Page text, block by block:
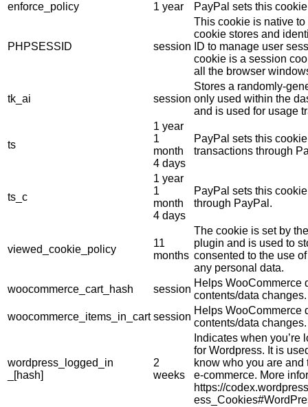
enforce_policy
1 year PayPal sets this
PHPSESSID session
This cookie is native
cookie stores and
ID to manage user
cookie is a session
all the browser
tk_ai session
Stores a randomly-
only used within the
and is used for usage
ts
1 year
1
month
4 days
PayPal sets this
transactions through
ts_c
1 year
1
month
4 days
PayPal sets this
through PayPal.
viewed_cookie_policy
11
months
The cookie is set by
plugin and is used to
consented to the use
any personal data.
woocommerce_cart_hash
session
Helps WooCommerce
contents/data changes.
woocommerce_items_in_cart session
Helps WooCommerce
contents/data changes.
wordpress_logged_in
_[hash]
2
weeks
Indicates when
for Wordpress. It is
know who you are
e-commerce. More
https://